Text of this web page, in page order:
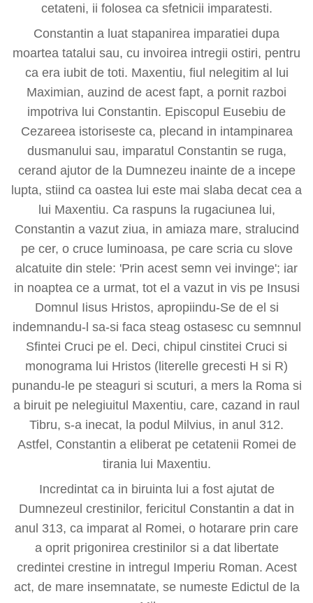
cetateni, ii folosea ca sfetnicii imparatesti.
Constantin a luat stapanirea imparatiei dupa
moartea tatalui sau, cu invoirea intregii ostiri, pentru
ca era iubit de toti. Maxentiu, fiul nelegitim al lui
Maximian, auzind de acest fapt, a pornit razboi
impotriva lui Constantin. Episcopul Eusebiu de
Cezareea istoriseste ca, plecand in intampinarea
dusmanului sau, imparatul Constantin se ruga,
cerand ajutor de la Dumnezeu inainte de a incepe
lupta, stiind ca oastea lui este mai slaba decat cea a
lui Maxentiu. Ca raspuns la rugaciunea lui,
Constantin a vazut ziua, in amiaza mare, stralucind
pe cer, o cruce luminoasa, pe care scria cu slove
alcatuite din stele: 'Prin acest semn vei invinge'; iar
in noaptea ce a urmat, tot el a vazut in vis pe Insusi
Domnul Iisus Hristos, apropiindu-Se de el si
indemnandu-l sa-si faca steag ostasesc cu semnnul
Sfintei Cruci pe el. Deci, chipul cinstitei Cruci si
monograma lui Hristos (literelle grecesti H si R)
punandu-le pe steaguri si scuturi, a mers la Roma si
a biruit pe nelegiuitul Maxentiu, care, cazand in raul
Tibru, s-a inecat, la podul Milvius, in anul 312.
Astfel, Constantin a eliberat pe cetatenii Romei de
tirania lui Maxentiu.
Incredintat ca in biruinta lui a fost ajutat de
Dumnezeul crestinilor, fericitul Constantin a dat in
anul 313, ca imparat al Romei, o hotarare prin care
a oprit prigonirea crestinilor si a dat libertate
credintei crestine in intregul Imperiu Roman. Acest
act, de mare insemnatate, se numeste Edictul de la